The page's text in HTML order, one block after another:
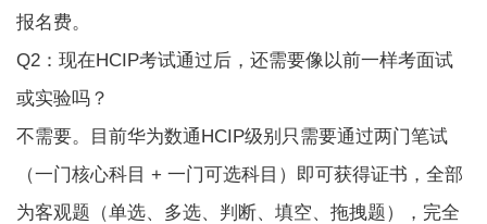
报名费。
Q2：现在HCIP考试通过后，还需要像以前一样考面试
或实验吗？
不需要。目前华为数通HCIP级别只需要通过两门笔试
（一门核心科目 + 一门可选科目）即可获得证书，全部
为客观题（单选、多选、判断、填空、拖拽题），完全